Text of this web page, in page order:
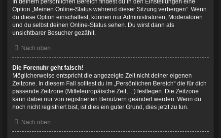
In deinem persönlichen Bereich findest du in den Einstellungen eine
Option „Meinen Online-Status während dieser Sitzung verbergen“. Wenn
du diese Option einschaltest, können nur Administratoren, Moderatoren
und du selbst deinen Online-Status sehen. Du wirst dann als
unsichtbarer Besucher gezählt.
Nach oben
Die Forenuhr geht falsch!
Möglicherweise entspricht die angezeigte Zeit nicht deiner eigenen
Zeitzone. In diesem Fall solltest du im „Persönlichen Bereich“ die für dich
passende Zeitzone (Mitteleuropäische Zeit, ...) festlegen. Die Zeitzone
kann dabei nur von registrierten Benutzern geändert werden. Wenn du
noch nicht registriert bist, ist dies ein guter Grund, dies jetzt zu tun.
Nach oben